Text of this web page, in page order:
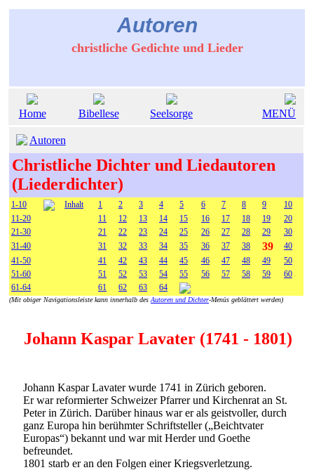
Autoren
christliche Gedichte und Lieder
Home Bibellese Seelsorge MENÜ
Autoren
Christliche Dichter und Liedautoren
(Liederdichter)
1-10 Inhalt 1 2 3 4 5 6 7 8 9
10
11-20
11 12 13 14 15 16 17 18 19
20
21-30
21 22 23 24 25 26 27 28 29
30
31-40
31 32 33 34 35 36 37 38 39
40
41-50
41 42 43 44 45 46 47 48 49
50
51-60
51 52 53 54 55 56 57 58 59
60
61-64
61 62 63 64
(Mit obiger Navigationsleiste kann innerhalb des Autoren und Dichter-Menüs geblättert werden)
Johann Kaspar Lavater (1741 - 1801)
Johann Kaspar Lavater wurde 1741 in Zürich geboren.
Er war reformierter Schweizer Pfarrer und Kirchenrat an St.
Peter in Zürich. Darüber hinaus war er als geistvoller, durch
ganz Europa hin berühmter Schriftsteller („Beichtvater
Europas“) bekannt und war mit Herder und Goethe
befreundet.
1801 starb er an den Folgen einer Kriegsverletzung.